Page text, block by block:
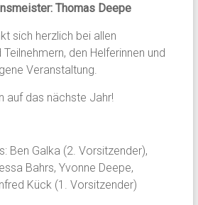
Thomas Deepe
sich herzlich bei allen
den Helferinnen und
Veranstaltung.
auf das nächste Jahr!
Ben Galka (2. Vorsitzender),
Bahrs, Yvonne Deepe,
Kück (1. Vorsitzender)